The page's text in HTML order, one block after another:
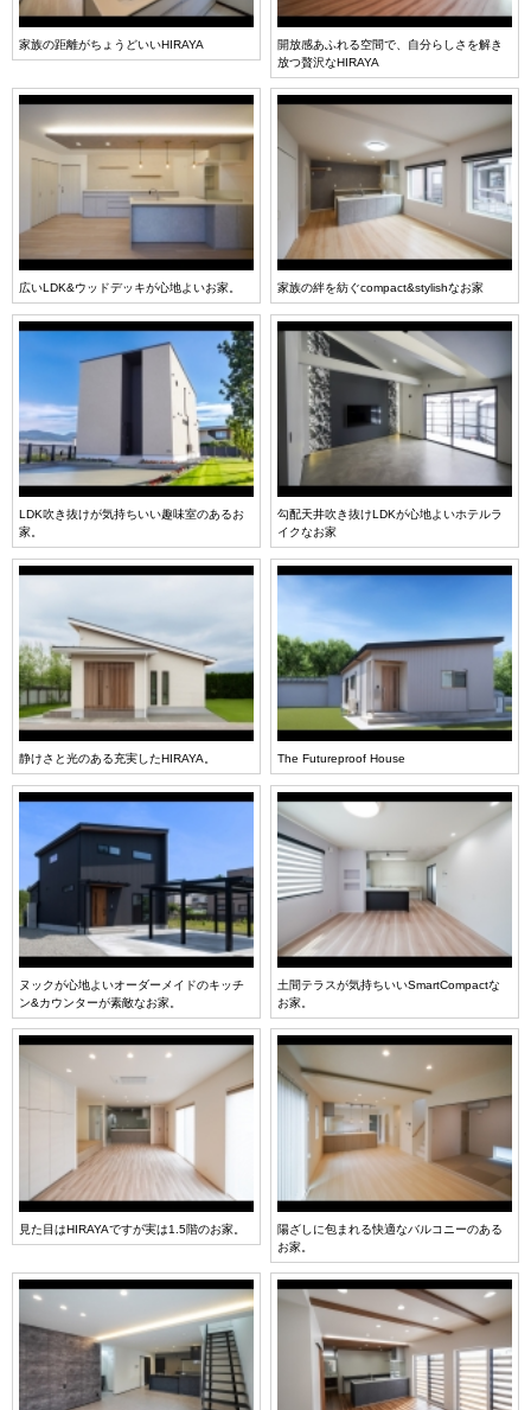
家族の距離がちょうどいいHIRAYA
開放感あふれる空間で、自分らしさを解き
放つ贅沢なHIRAYA
広いLDK&ウッドデッキが心地よいお家。 家族の絆を紡ぐcompact&stylishなお家
LDK吹き抜けが気持ちいい趣味室のあるお
家。
勾配天井吹き抜けLDKが心地よいホテルラ
イクなお家
静けさと光のある充実したHIRAYA。 The Futureproof House
ヌックが心地よいオーダーメイドのキッチ
ン&カウンターが素敵なお家。
土間テラスが気持ちいいSmartCompactな
お家。
見た目はHIRAYAですが実は1.5階のお家。
陽ざしに包まれる快適なバルコニーのある
お家。